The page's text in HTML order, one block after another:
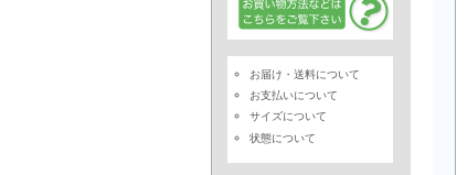
お届け・送料について
お支払いについて
サイズについて
状態について